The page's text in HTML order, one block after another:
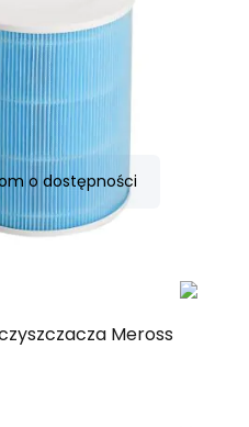
o dostępności
Meross